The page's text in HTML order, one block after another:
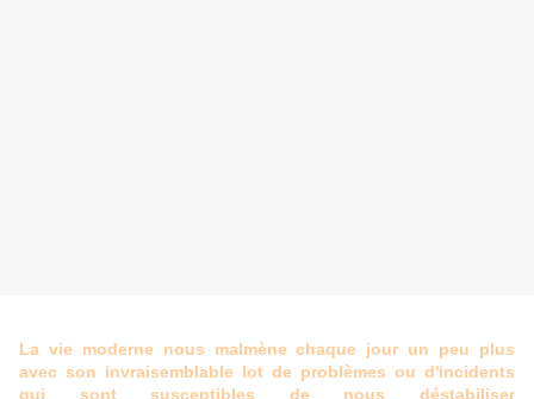
La vie moderne nous malmène chaque jour un peu plus
avec son invraisemblable lot de problèmes ou d'incidents
qui sont susceptibles de nous déstabiliser